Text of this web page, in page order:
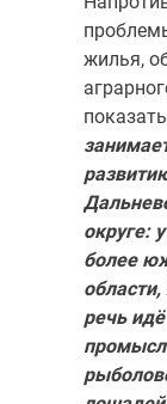
жилья,
округе:
более
речь